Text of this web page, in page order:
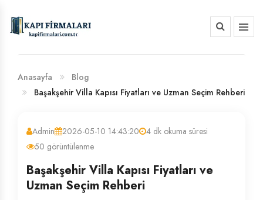
BANKA HESAP NUMARALARIMIZ
Anasayfa
Blog
Başakşehir Villa Kapısı Fiyatları ve Uzman Seçim Rehberi
Admin 2026-05-10 14:43:20
4 dk okuma süresi
50 görüntülenme
Başakşehir Villa Kapısı Fiyatları ve
Uzman Seçim Rehberi